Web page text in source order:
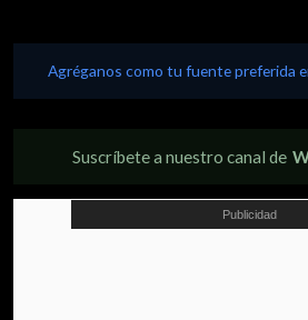
Agréganos como tu fuente preferida
Suscríbete a nuestro canal de